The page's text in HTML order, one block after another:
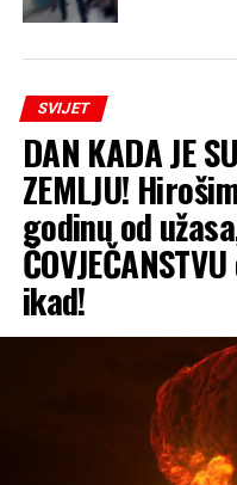
SVIJET
DAN KADA JE
ZEMLJU!
godinu od
ikad!